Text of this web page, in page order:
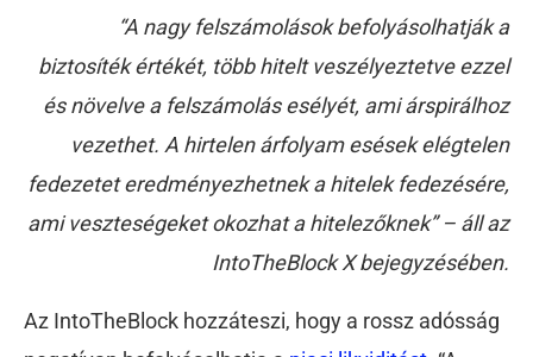
“A nagy felszámolások befolyásolhatják a
biztosíték értékét, több hitelt veszélyeztetve ezzel
és növelve a felszámolás esélyét, ami árspirálhoz
vezethet. A hirtelen árfolyam esések elégtelen
fedezetet eredményezhetnek a hitelek fedezésére,
ami veszteségeket okozhat a hitelezőknek” – áll az
IntoTheBlock X bejegyzésében.
Az IntoTheBlock hozzáteszi, hogy a rossz adósság